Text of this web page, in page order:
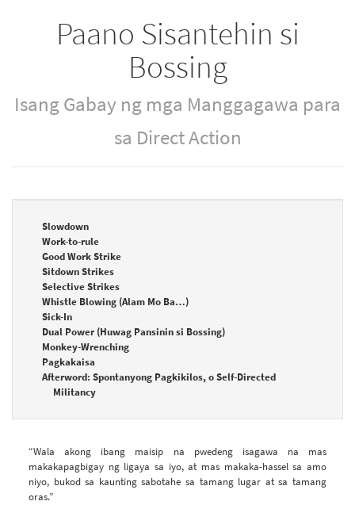
Paano Sisantehin si
Bossing
Isang Gabay ng mga Manggagawa para
sa Direct Action
Slowdown
Work-to-rule
Good Work Strike
Sitdown Strikes
Selective Strikes
Whistle Blowing (Alam Mo Ba…)
Sick-In
Dual Power (Huwag Pansinin si Bossing)
Monkey-Wrenching
Pagkakaisa
Afterword: Spontanyong Pagkikilos, o Self-Directed
Militancy
“Wala akong ibang maisip na pwedeng isagawa na mas
makakapagbigay ng ligaya sa iyo, at mas makaka-hassel sa amo
niyo, bukod sa kaunting sabotahe sa tamang lugar at sa tamang
oras.”